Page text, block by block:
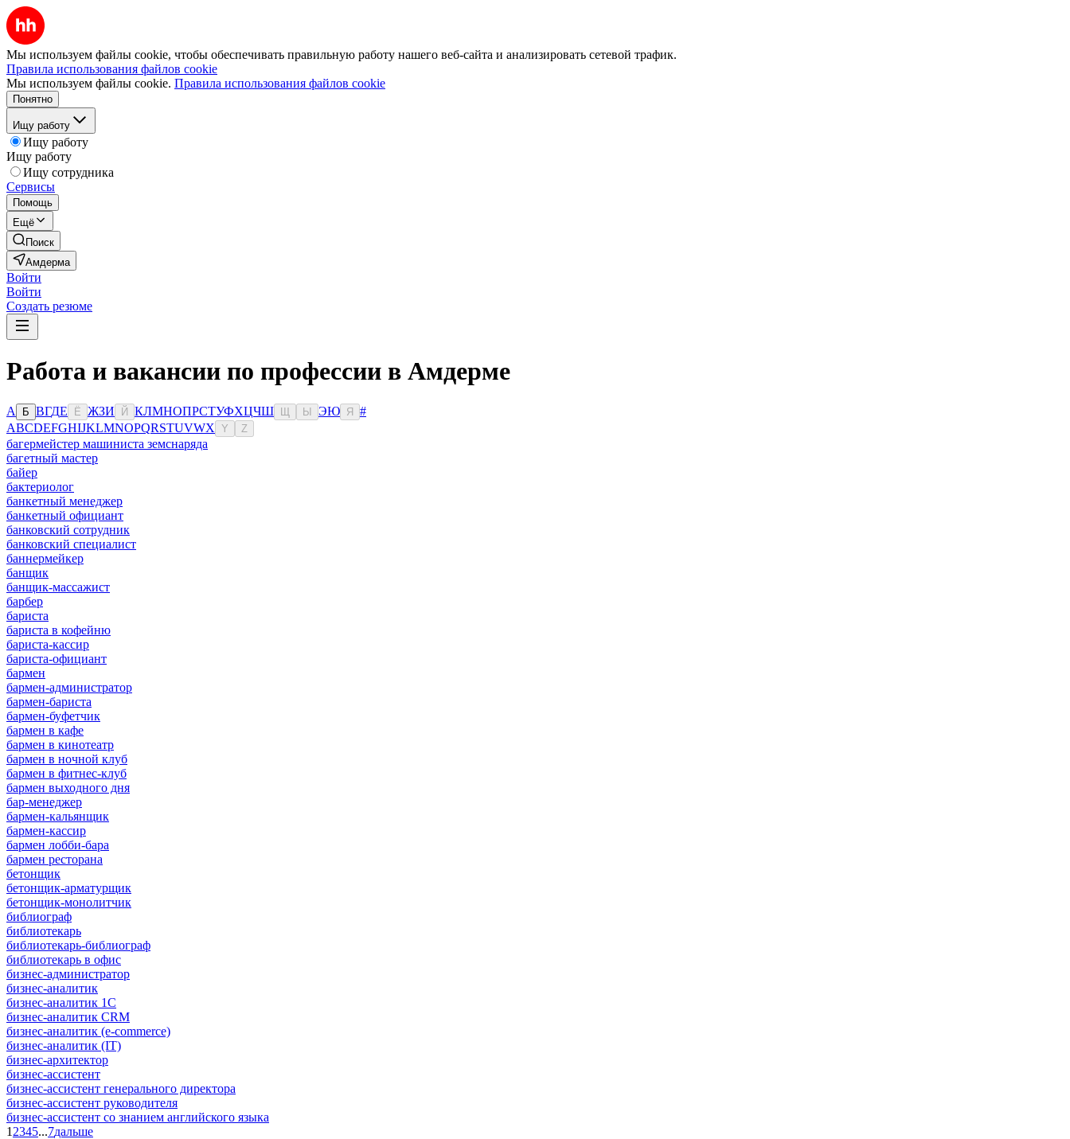
Мы используем файлы cookie, чтобы обеспечивать правильную работу нашего веб-сайта и анализировать сетевой трафик.
Правила использования файлов cookie
Мы используем файлы cookie. Правила использования файлов cookie
Понятно
Ищу работу
Ищу работу
Ищу работу
Ищу сотрудника
Сервисы
Помощь
Ещё
Поиск
Амдерма
Войти
Войти
Создать резюме
Работа и вакансии по профессии в Амдерме
А Б ВГДЕ Ё ЖЗИ Й КЛМНОПРСТУФХЦЧШ Ы ЭЮ Я
#
ABCDEFGHIJKLMNOPQRSTUVWX Y Z
багермейстер машиниста земснаряда
багетный мастер
байер
бактериолог
банкетный менеджер
банкетный официант
банковский сотрудник
банковский специалист
баннермейкер
банщик
банщик-массажист
барбер
бариста
бариста в кофейню
бариста-кассир
бариста-официант
бармен
бармен-администратор
бармен-бариста
бармен-буфетчик
бармен в кафе
бармен в кинотеатр
бармен в ночной клуб
бармен в фитнес-клуб
бармен выходного дня
бар-менеджер
бармен-кальянщик
бармен-кассир
бармен лобби-бара
бармен ресторана
бетонщик
бетонщик-арматурщик
бетонщик-монолитчик
библиограф
библиотекарь
библиотекарь-библиограф
библиотекарь в офис
бизнес-администратор
бизнес-аналитик
бизнес-аналитик 1С
бизнес-аналитик CRM
бизнес-аналитик (e-commerce)
бизнес-аналитик (IT)
бизнес-архитектор
бизнес-ассистент
бизнес-ассистент генерального директора
бизнес-ассистент руководителя
бизнес-ассистент со знанием английского языка
1 2345...7дальше